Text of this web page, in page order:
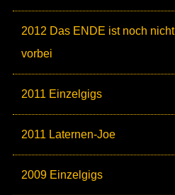
2012 Das ENDE ist noch nicht
vorbei
2011 Einzelgigs
2011 Laternen-Joe
2009 Einzelgigs